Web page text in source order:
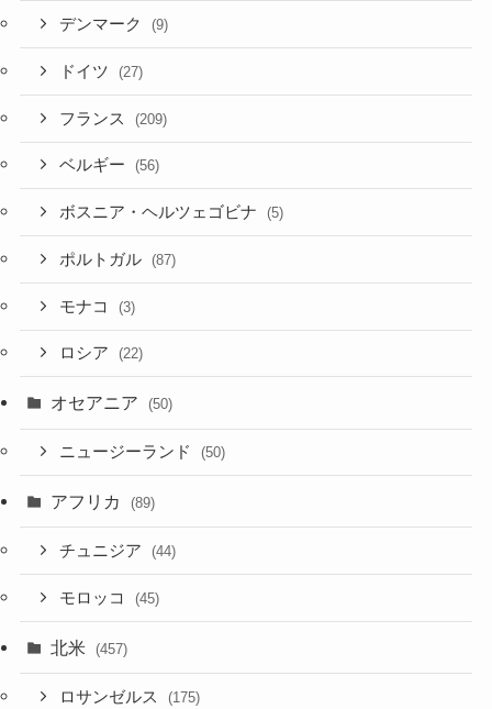
デンマーク (9)
ドイツ (27)
フランス (209)
ベルギー (56)
ボスニア・ヘルツェゴビナ (5)
ポルトガル (87)
モナコ (3)
ロシア (22)
オセアニア (50)
ニュージーランド (50)
アフリカ (89)
チュニジア (44)
モロッコ (45)
北米 (457)
ロサンゼルス (175)